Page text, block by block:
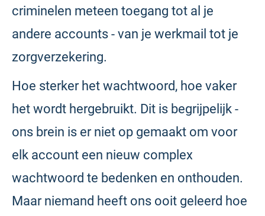
criminelen meteen toegang tot al je
andere accounts - van je werkmail tot je
zorgverzekering.
Hoe sterker het wachtwoord, hoe vaker
het wordt hergebruikt. Dit is begrijpelijk -
ons brein is er niet op gemaakt om voor
elk account een nieuw complex
wachtwoord te bedenken en onthouden.
Maar niemand heeft ons ooit geleerd hoe